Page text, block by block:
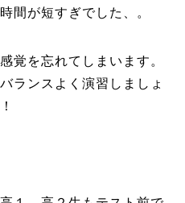
間が短すぎでした、。
覚を忘れてしまいます。
ランスよく演習しましょ